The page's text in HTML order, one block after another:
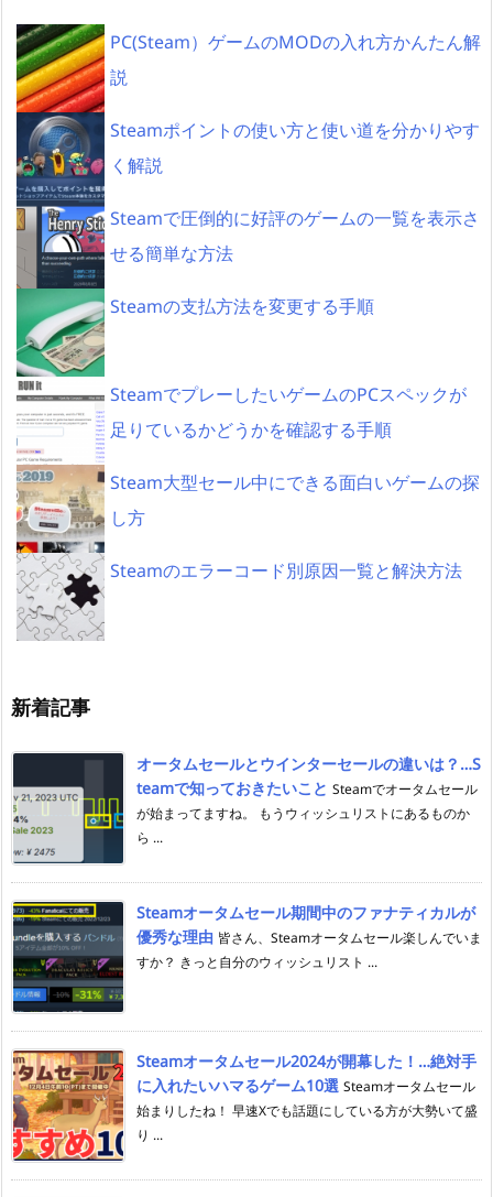
PC(Steam）ゲームのMODの入れ方かんたん解
説
Steamポイントの使い方と使い道を分かりやす
く解説
Steamで圧倒的に好評のゲームの一覧を表示さ
せる簡単な方法
Steamの支払方法を変更する手順
SteamでプレーしたいゲームのPCスペックが
足りているかどうかを確認する手順
Steam大型セール中にできる面白いゲームの探
し方
Steamのエラーコード別原因一覧と解決方法
新着記事
オータムセールとウインターセールの違いは？…S
teamで知っておきたいこと Steamでオータムセール
が始まってますね。 もうウィッシュリストにあるものか
ら ...
Steamオータムセール期間中のファナティカルが
優秀な理由 皆さん、Steamオータムセール楽しんでいま
すか？ きっと自分のウィッシュリスト ...
Steamオータムセール2024が開幕した！…絶対手
に入れたいハマるゲーム10選 Steamオータムセール
始まりしたね！ 早速Xでも話題にしている方が大勢いて盛
り ...